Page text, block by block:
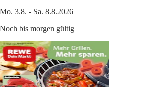
Mo. 3.8. - Sa. 8.8.2026
Noch bis morgen gültig